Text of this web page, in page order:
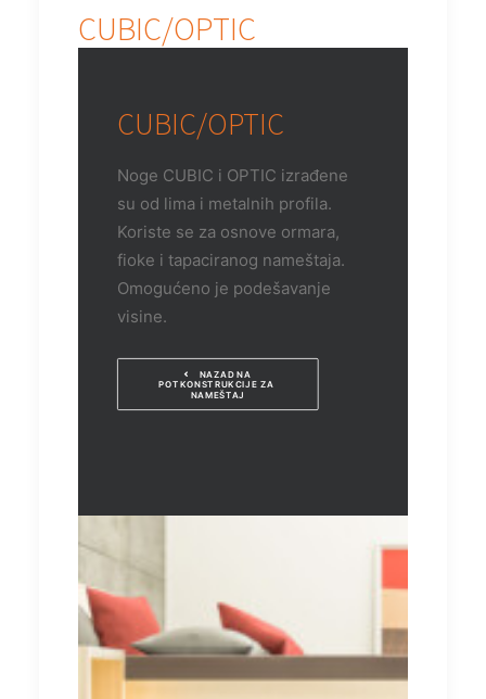
CUBIC/OPTIC
CUBIC/OPTIC
Noge CUBIC i OPTIC izrađene
su od lima i metalnih profila.
Koriste se za osnove ormara,
fioke i tapaciranog nameštaja.
Omogućeno je podešavanje
visine.
NAZAD NA
POTKONSTRUKCIJE ZA
NAMEŠTAJ